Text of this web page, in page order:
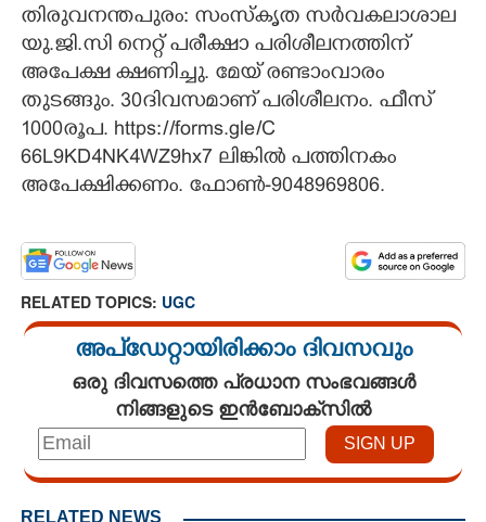
ASTRO
CARTOONS
LITERATURE
CONTACT US
തിരുവനന്തപുരം: സംസ്കൃത സർവകലാശാല
യു.ജി.സി നെറ്റ് പരീക്ഷാ പരിശീലനത്തിന്
അപേക്ഷ ക്ഷണിച്ചു. മേയ് രണ്ടാംവാരം
തുടങ്ങും. 30ദിവസമാണ് പരിശീലനം. ഫീസ്
1000രൂപ. https://forms.gle/C
66L9KD4NK4WZ9hx7 ലിങ്കിൽ പത്തിനകം
അപേക്ഷിക്കണം. ഫോൺ-9048969806.
RELATED TOPICS: UGC
അപ്ഡേറ്റായിരിക്കാം ദിവസവും
ഒരു ദിവസത്തെ പ്രധാന സംഭവങ്ങൾ
നിങ്ങളുടെ ഇൻബോക്സിൽ
RELATED NEWS